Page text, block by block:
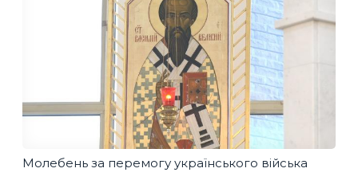
Молебень за перемогу українського війська